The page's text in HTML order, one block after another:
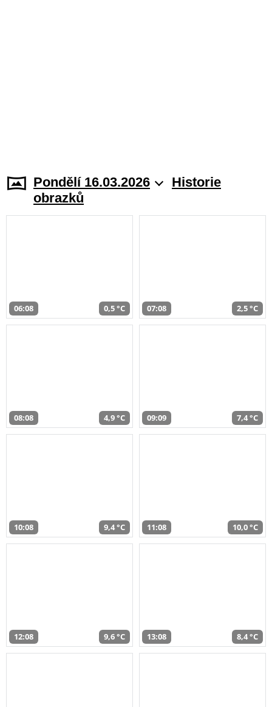
Pondělí 16.03.2026
Historie
obrazků
06:08 0,5 °C 07:08 2,5 °C
08:08 4,9 °C 09:09 7,4 °C
10:08 9,4 °C 11:08 10,0 °C
12:08 9,6 °C 13:08 8,4 °C